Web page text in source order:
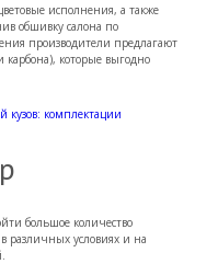
исполнения, а также
обшивку салона по
производители предлагают
которые выгодно
кузов: комплектации
большое количество
различных условиях и на